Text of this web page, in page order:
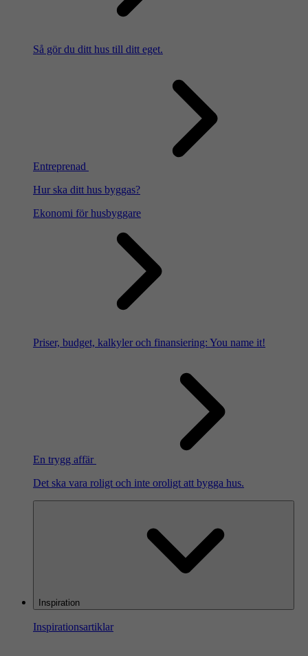
Så gör du ditt hus till ditt eget.
Entreprenad
Hur ska ditt hus byggas?
Ekonomi för husbyggare
Priser, budget, kalkyler och finansiering: You name it!
En trygg affär
Det ska vara roligt och inte oroligt att bygga hus.
Inspiration
Inspirationsartiklar